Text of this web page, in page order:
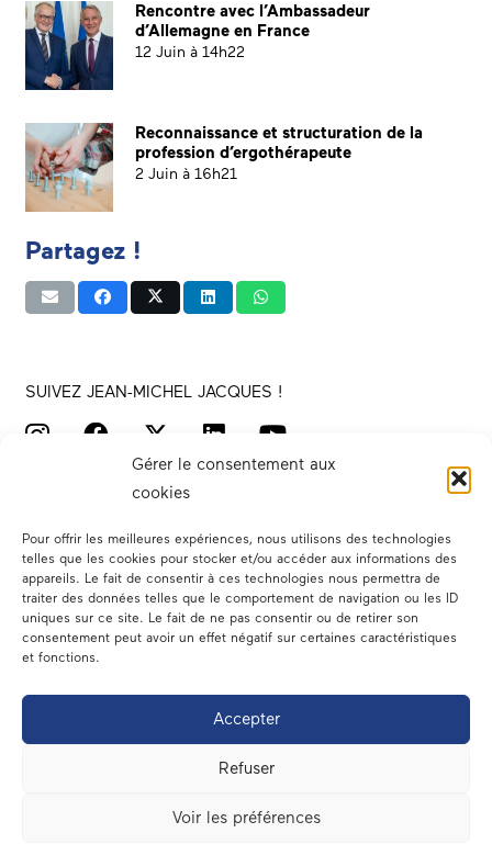
Gérer le consentement aux
cookies
Pour offrir les meilleures expériences, nous utilisons des technologies
telles que les cookies pour stocker et/ou accéder aux informations des
appareils. Le fait de consentir à ces technologies nous permettra de
traiter des données telles que le comportement de navigation ou les ID
uniques sur ce site. Le fait de ne pas consentir ou de retirer son
consentement peut avoir un effet négatif sur certaines caractéristiques
et fonctions.
Accepter
Refuser
Voir les préférences
Rencontre avec l’Ambassadeur
d’Allemagne en France
12 Juin à 14h22
Reconnaissance et structuration de la
profession d’ergothérapeute
2 Juin à 16h21
Partagez !
SUIVEZ JEAN-MICHEL JACQUES !
Votre député
Dans les médias
En circonscription
A l’assemblée